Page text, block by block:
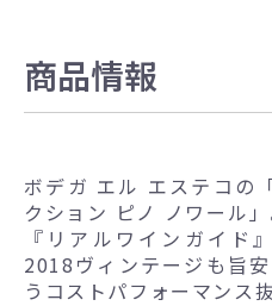
商品情報
ボデガ エル エステコの
クション ピノ ノワール
『リアルワインガイド
2018ヴィンテージも旨
うコストパフォーマンス